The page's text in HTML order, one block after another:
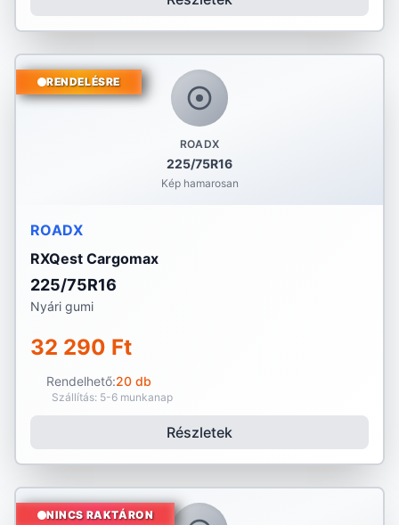
ROADX
225/75R16
Kép hamarosan
RENDELÉSRE
ROADX
RXQest Cargomax
225/75R16
Nyári gumi
32 290 Ft
Rendelhető:20 db
Szállítás: 5-6 munkanap
Részletek
NINCS RAKTÁRON